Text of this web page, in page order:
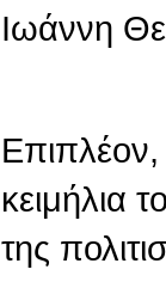
Ιωάννη
Επιπλέον,
κειμήλια
της